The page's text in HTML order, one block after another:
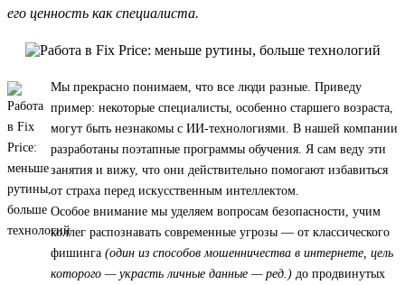
его ценность как специалиста.
Мы прекрасно понимаем, что все люди разные. Приведу
пример: некоторые специалисты, особенно старшего возраста,
могут быть незнакомы с ИИ-технологиями. В нашей компании
разработаны поэтапные программы обучения. Я сам веду эти
занятия и вижу, что они действительно помогают избавиться
от страха перед искусственным интеллектом.
Особое внимание мы уделяем вопросам безопасности, учим
коллег распознавать современные угрозы — от классического
фишинга (один из способов мошенничества в интернете, цель
которого — украсть личные данные — ред.) до продвинутых